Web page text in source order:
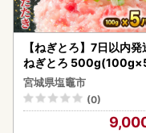
【ねぎとろ】7日以内発
ねぎとろ
宮城県塩竈市
(0)